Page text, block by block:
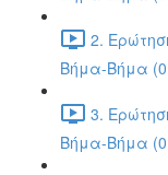
2.
Βήμα-Βήμα
3.
Βήμα-Βήμα